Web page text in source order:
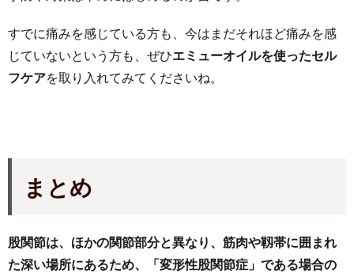
すでに痛みを感じている方も、今はまだそれほど痛みを感
じていないという方も、ぜひエミューオイルを使ったセル
フケアを取り入れてみてくださいね。
まとめ
股関節は、ほかの関節部分と異なり、筋肉や靱帯に囲まれ
た深い場所にあるため、「変形性股関節症」である場合の